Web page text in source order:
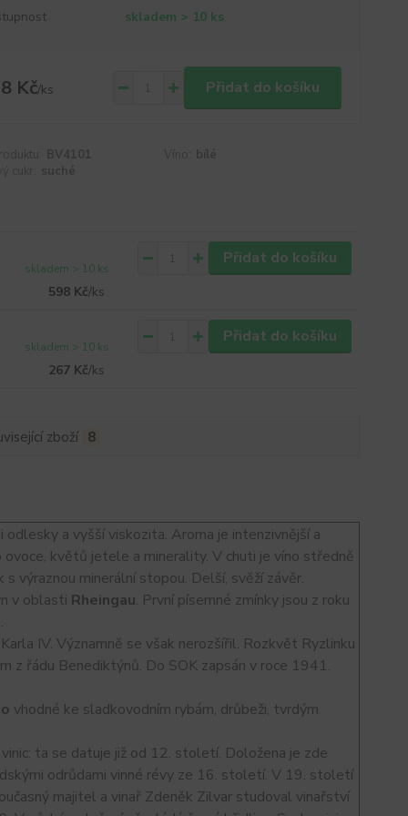
skladem > 10 ks
Kč/ks Přidat do košíku
598 Kč/ks
skladem > 10 ks
Přidat do košíku
267 Kč/ks
skladem > 10 ks
Přidat do košíku
zboží 8
a vyšší viskozita. Aroma je intenzivnější a
květů jetele a minerality. V chuti je víno středně
výraznou minerální stopou. Delší, svěží závěr.
v oblasti Rheingau. První písemné zmínky jsou z roku
IV. Významně se však nerozšířil. Rozkvět Ryzlinku
z řádu Benediktýnů. Do SOK zapsán v roce 1941.
vhodné ke sladkovodním rybám, drůbeži, tvrdým
ta se datuje již od 12. století. Doložena je zde
odrůdami vinné révy ze 16. století. V 19. století
majitel a vinař Zdeněk Zilvar studoval vinařství